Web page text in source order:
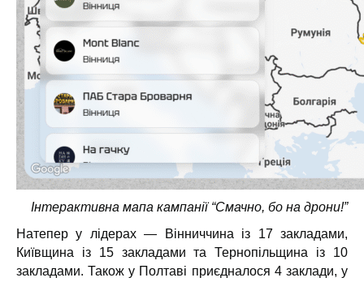
Інтерактивна мапа кампанії “Смачно, бо на дрони!”
Натепер у лідерах — Вінниччина із 17 закладами,
Київщина із 15 закладами та Тернопільщина із 10
закладами. Також у Полтаві приєдналося 4 заклади, у